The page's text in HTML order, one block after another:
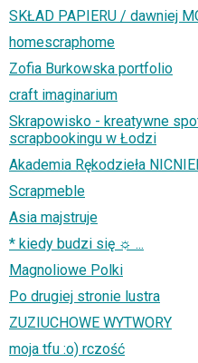
SKŁAD PAPIERU / dawniej
homescraphome
Zofia Burkowska portfolio
craft imaginarium
Skrapowisko - kreatywne
scrapbookingu w Łodzi
Akademia Rękodzieła
Scrapmeble
Asia majstruje
* kiedy budzi się ☼ ...
Magnoliowe Polki
Po drugiej stronie lustra
ZUZIUCHOWE WYTWORY
moja tfu :o) rczość